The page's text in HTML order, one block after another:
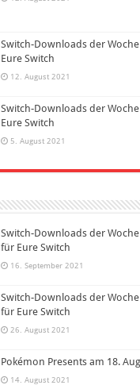
Switch-Downloads der
Eure Switch
12. August 2021
Switch-Downloads der
Eure Switch
5. August 2021
Switch-Downloads der
für Eure Switch
16. September 2021
Switch-Downloads der
für Eure Switch
26. August 2021
Pokémon Presents am 18.
14. August 2021